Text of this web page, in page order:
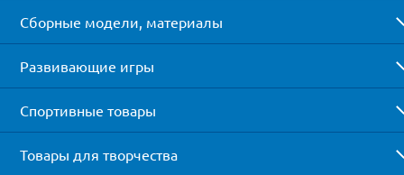
Сборные модели, материалы
Развивающие игры
Спортивные товары
Товары для творчества